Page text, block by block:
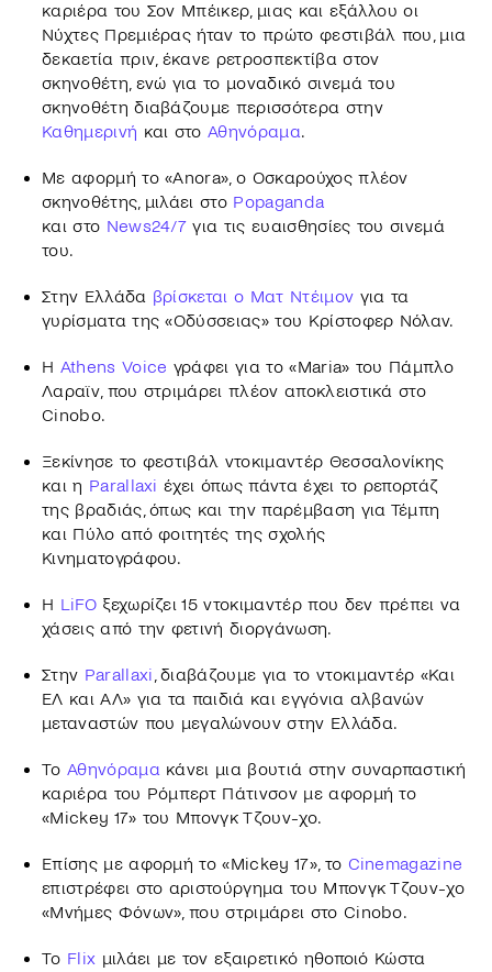
καριέρα του Σον Μπέικερ, μιας και εξάλλου οι
Νύχτες Πρεμιέρας ήταν το πρώτο φεστιβάλ που, μια
δεκαετία πριν, έκανε ρετροσπεκτίβα στον
σκηνοθέτη, ενώ για το μοναδικό σινεμά του
σκηνοθέτη διαβάζουμε περισσότερα στην
Καθημερινή και στοΑθηνόραμα.
Με αφορμή το «Anora», ο Οσκαρούχος πλέον
σκηνοθέτης, μιλάει στο Popaganda
και στο News24/7 για τις ευαισθησίες του σινεμά
του.
Στην Ελλάδα βρίσκεται ο Ματ Ντέιμον για τα
γυρίσματα της «Οδύσσειας» του Κρίστοφερ Νόλαν.
Η Athens Voice γράφει για το «Maria» του Πάμπλο
Λαραϊν, που στριμάρει πλέον αποκλειστικά στο
Cinobo.
Ξεκίνησε το φεστιβάλ ντοκιμαντέρ Θεσσαλονίκης
και η Parallaxi έχει όπως πάντα έχει το ρεπορτάζ
της βραδιάς, όπως και την παρέμβαση για Τέμπη
και Πύλο από φοιτητές της σχολής
Κινηματογράφου.
Η LiFOξεχωρίζει 15 ντοκιμαντέρ που δεν πρέπει να
χάσεις από την φετινή διοργάνωση.
Στην Parallaxi , διαβάζουμε για το ντοκιμαντέρ «Και
ΕΛ και ΑΛ» για τα παιδιά και εγγόνια αλβανών
μεταναστών που μεγαλώνουν στην Ελλάδα.
Το Αθηνόραμα κάνει μια βουτιά στην συναρπαστική
καριέρα του Ρόμπερτ Πάτινσον με αφορμή το
«Mickey 17» του Μπονγκ Τζουν-χο.
Επίσης με αφορμή το «Mickey 17», το Cinemagazine
επιστρέφει στο αριστούργημα του Μπονγκ Τζουν-χο
«Μνήμες Φόνων», που στριμάρει στο Cinobo.
To Flix μιλάει με τον εξαιρετικό ηθοποιό Κώστα